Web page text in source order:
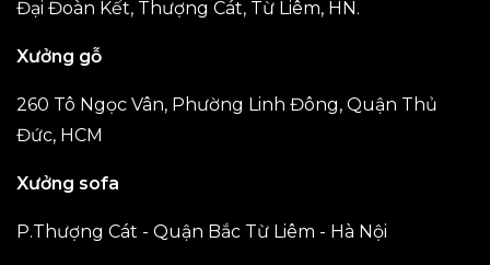
Đại Đoàn Kết, Thượng Cát, Từ Liêm, HN.
Xưởng gỗ
260 Tô Ngọc Vân, Phường Linh Đông, Quận Thủ
Đức, HCM
Xưởng sofa
P.Thượng Cát - Quận Bắc Từ Liêm - Hà Nội